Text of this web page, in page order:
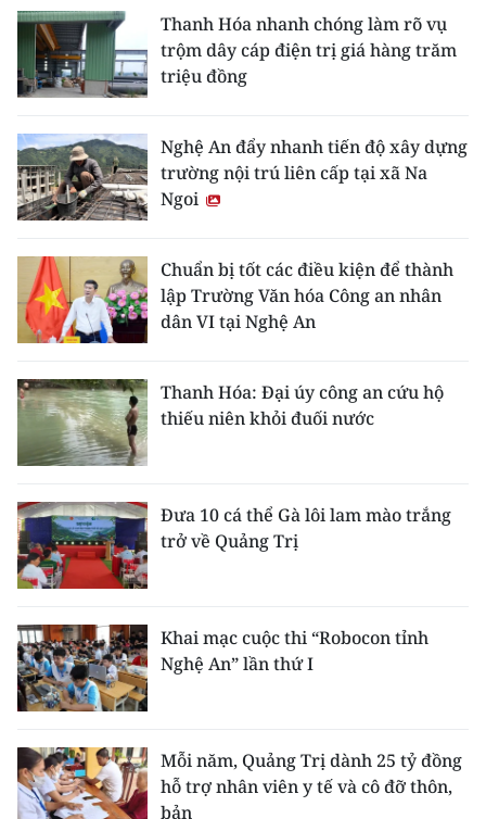
Thanh Hóa nhanh chóng làm rõ vụ
trộm dây cáp điện trị giá hàng trăm
triệu đồng
Nghệ An đẩy nhanh tiến độ xây dựng
trường nội trú liên cấp tại xã Na
Ngoi
Chuẩn bị tốt các điều kiện để thành
lập Trường Văn hóa Công an nhân
dân VI tại Nghệ An
Thanh Hóa: Đại úy công an cứu hộ
thiếu niên khỏi đuối nước
Đưa 10 cá thể Gà lôi lam mào trắng
trở về Quảng Trị
Khai mạc cuộc thi “Robocon tỉnh
Nghệ An” lần thứ I
Mỗi năm, Quảng Trị dành 25 tỷ đồng
hỗ trợ nhân viên y tế và cô đỡ thôn,
bản